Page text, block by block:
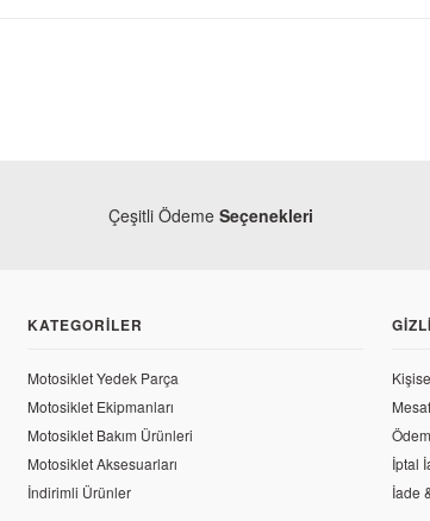
CF Moto NK 250 Orjinal Yağ
Çeşitli Ödeme Seçenekleri
KATEGORILER
Motosiklet Yedek Parça
Motosiklet Ekipmanları
Motosiklet Bakım Ürünleri
Motosiklet Aksesuarları
İndirimli Ürünler
İptal
İade